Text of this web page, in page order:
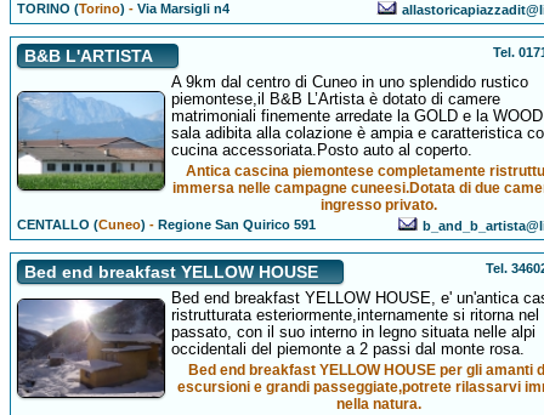
TORINO (Torino) -Via Marsigli n4
B&B L'ARTISTA Tel.
A 9km dal centro di Cuneo in uno splendido rustico
piemontese,il B&B L’Artista è dotato di camere
matrimoniali finemente arredate la GOLD e la
sala adibita alla colazione è ampia e caratteristica
cucina accessoriata.Posto auto al coperto.
Antica cascina piemontese completamente
immersa nelle campagne cuneesi.Dotata di due
ingresso privato.
CENTALLO (Cuneo) -Regione San Quirico 591
Bed end breakfast YELLOW HOUSE Tel.
Bed end breakfast YELLOW HOUSE, e' un'antica
ristrutturata esteriormente,internamente si ritorna nel
passato, con il suo interno in legno situata nelle alpi
occidentali del piemonte a 2 passi dal monte rosa.
Bed end breakfast YELLOW HOUSE per gli amanti
escursioni e grandi passeggiate,potrete rilassarvi
nella natura.